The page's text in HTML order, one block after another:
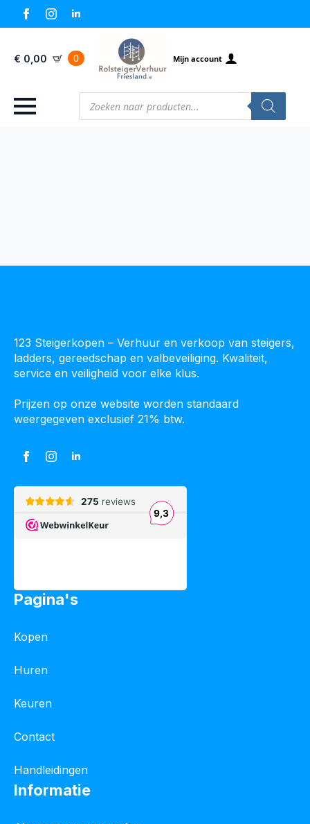
€ 0,00 0 Mijn account
Producten
zoeken
123 Steigerkopen – Verhuur en verkoop van steigers,
ladders, gereedschap en valbeveiliging. Kwaliteit,
service en veiligheid voor elke klus.
Prijzen op onze website worden standaard
weergegeven exclusief 21% btw.
Pagina's
Kopen
Huren
Keuren
Contact
Handleidingen
Informatie